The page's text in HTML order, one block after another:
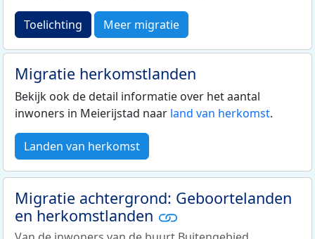
Toelichting Meer migratie
Migratie herkomstlanden
Bekijk ook de detail informatie over het aantal
inwoners in Meierijstad naar land van herkomst.
Landen van herkomst
Migratie achtergrond: Geboortelanden
en herkomstlanden